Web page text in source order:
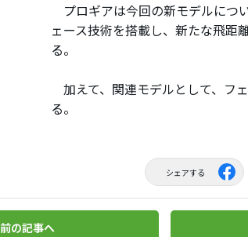
プロギアは今回の新モデルにつ
ェース技術を搭載し、新たな飛距
る。
加えて、関連モデルとして、フ
る。
シェアする
前の記事へ